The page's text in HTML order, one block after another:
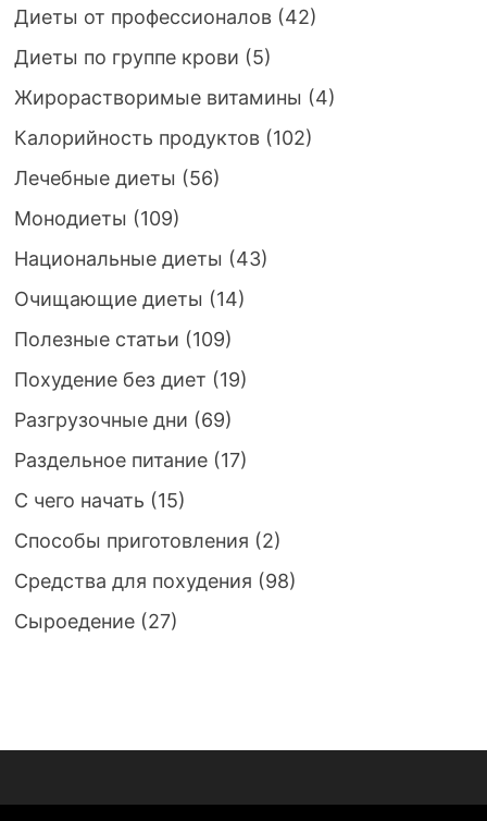
Диеты от профессионалов(42)
Диеты по группе крови (5)
Жирорастворимые витамины (4)
Калорийность продуктов(102)
Лечебные диеты (56)
Монодиеты (109)
Национальные диеты (43)
Очищающие диеты (14)
Полезные статьи (109)
Похудение без диет (19)
Разгрузочные дни (69)
Раздельное питание(17)
С чего начать (15)
Способы приготовления (2)
Средства для похудения (98)
Сыроедение(27)